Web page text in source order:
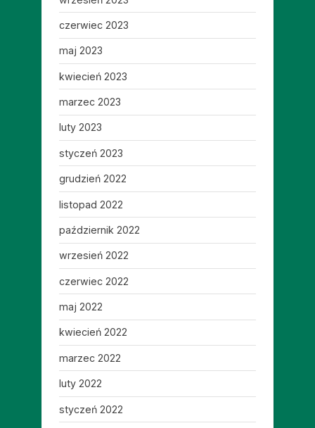
czerwiec 2023
maj 2023
kwiecień 2023
marzec 2023
luty 2023
styczeń 2023
grudzień 2022
listopad 2022
październik 2022
wrzesień 2022
czerwiec 2022
maj 2022
kwiecień 2022
marzec 2022
luty 2022
styczeń 2022